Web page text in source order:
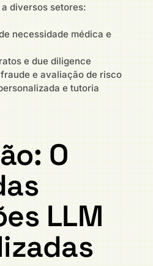
diversos setores:
necessidade médica e
e due diligence
e avaliação de risco
e tutoria
O
LLM